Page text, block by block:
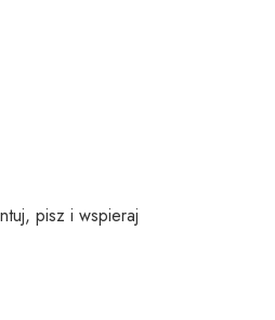
pisz i wspieraj